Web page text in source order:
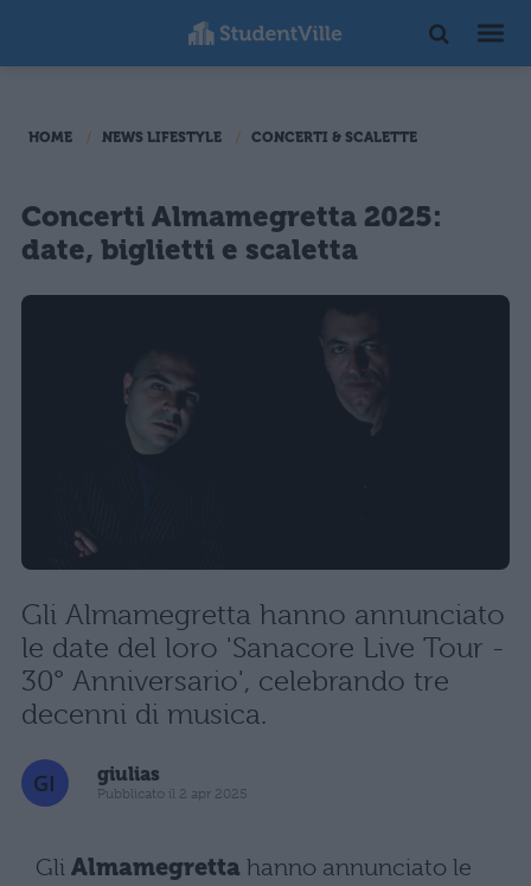
HOME NEWS LIFESTYLE CONCERTI & SCALETTE
Concerti Almamegretta 2025:
date, biglietti e scaletta
Gli Almamegretta hanno annunciato
le date del loro 'Sanacore Live Tour -
30° Anniversario', celebrando tre
decenni di musica.
giulias
Pubblicato il 2 apr 2025
Gli Almamegretta hanno annunciato le